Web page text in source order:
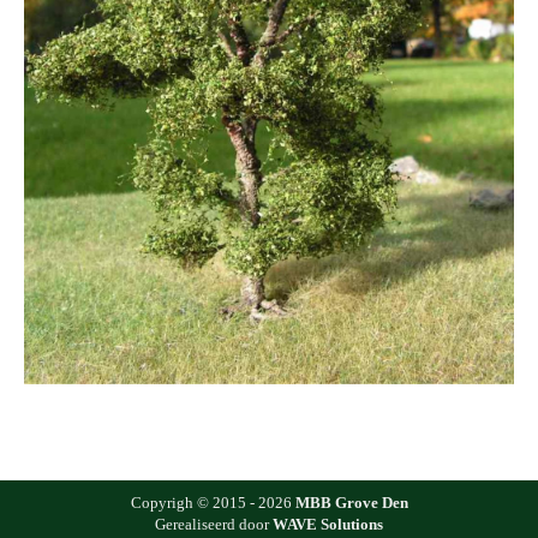
Copyrigh © 2015 - 2026 MBB Grove Den
Gerealiseerd doorWAVE Solutions